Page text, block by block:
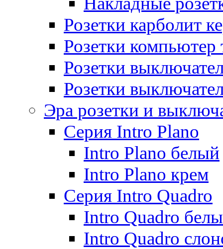
Розетки карболит
Розетки компьютер
Розетки
Розетки
Эра розетки и
Серия Intro Plano
Intro Plano белый
Intro Plano крем
Серия Intro Quadro
Intro Quadro
Intro Quadro